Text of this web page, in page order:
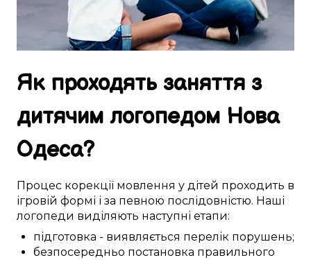
Як проходять заняття з
дитячим логопедом Нова
Одеса?
Процес корекції мовлення у дітей проходить в
ігровій формі і за певною послідовністю. Наші
логопеди виділяють наступні етапи:
підготовка - виявляється перелік порушень;
безпосередньо постановка правильного